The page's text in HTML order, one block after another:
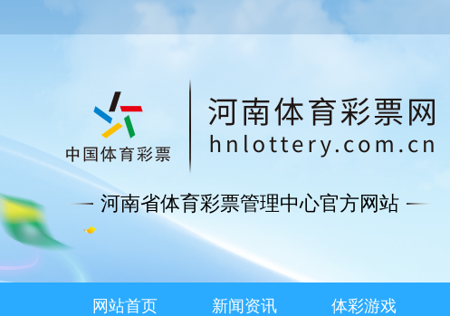
河南省体育彩票管理中心官方网站
网站首页 新闻资讯 体彩游戏